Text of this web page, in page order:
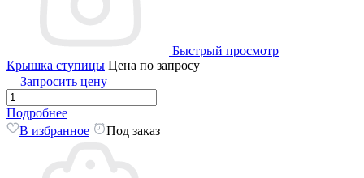
Быстрый просмотр
Крышка ступицы Цена по запросу
Запросить цену
Подробнее
В избранное
Под заказ